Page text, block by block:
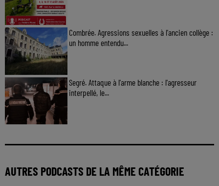
Combrée. Agressions sexuelles à l'ancien collège :
un homme entendu...
Segré. Attaque à l'arme blanche : l'agresseur
interpellé, le...
AUTRES PODCASTS DE LA MÊME CATÉGORIE